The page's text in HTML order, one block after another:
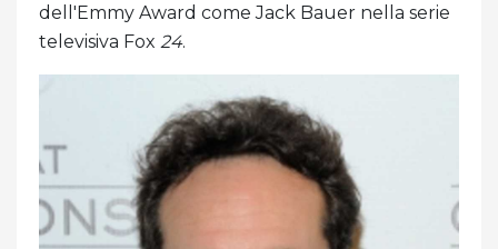
dell'Emmy Award come Jack Bauer nella serie
televisiva Fox 24.